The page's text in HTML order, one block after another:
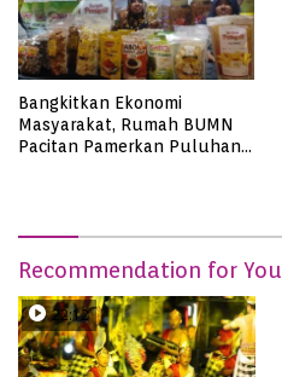
Bangkitkan Ekonomi
Masyarakat, Rumah BUMN
Pacitan Pamerkan Puluhan
Recommendation for You
22:12